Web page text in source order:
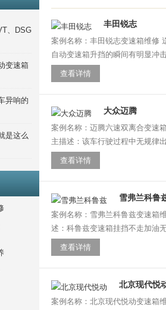
、DSG
变速箱
异响的
是这么
丰田锐志
案例名称：丰田锐志变速箱维修
自动变速箱升挡的瞬间有明显冲
查看详情
大众迈腾
案例名称：迈腾六速双离合变速
主描述：该车行驶过程中无规律
查看详情
雪弗兰科鲁
案例名称：雪弗兰科鲁兹变速箱
述：科鲁兹变速箱挂挡不走加油
查看详情
北京现代悦
案例名称：北京现代悦动变速箱